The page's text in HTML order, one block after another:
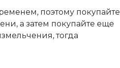
поэтому покупайте
а затем покупайте еще
тогда